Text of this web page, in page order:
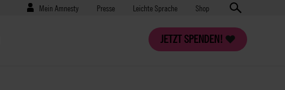
Benutzermenü
Mein Amnesty Presse
Presse Leichte Sprache Shop
JETZT SPENDEN!